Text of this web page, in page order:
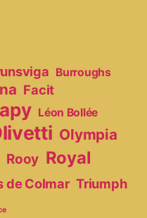
Burroughs
Facit
Léon Bollée
Olympia
Rooy Royal
de Colmar Triumph